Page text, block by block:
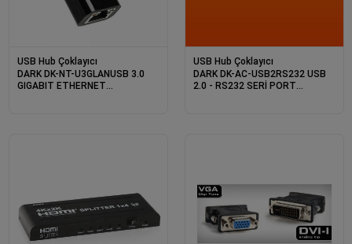
USB Hub Çoklayıcı
DARK DK-NT-U3GLANUSB 3.0
GIGABIT ETHERNET
USB Hub Çoklayıcı
DARK DK-AC-USB2RS232 USB
2.0 - RS232 SERİ PORT